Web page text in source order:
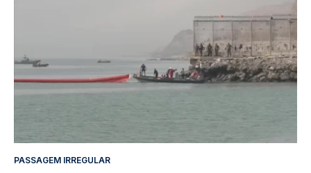
PASSAGEM IRREGULAR